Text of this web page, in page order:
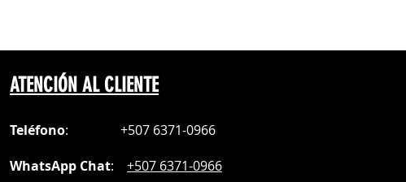
ATENCIÓN AL CLIENTE
Teléfono: +507 6371-0966
WhatsApp Chat: +507 6371-0966